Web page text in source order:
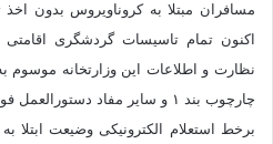
اکنون تمام تاسیسات گردشگری
نظارت و اطلاعات این وزارتخانه موسوم
چارچوب بند ۱ و سایر مفاد